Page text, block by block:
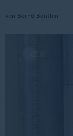
von Bernd Benthin